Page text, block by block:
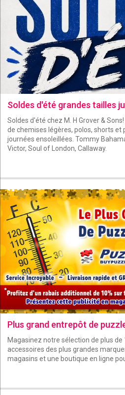
Soldes d'été grandes tailles
Soldes d'été chez M. H Grover &
de chemises légères, polos, shorts
journées ensoleillées. Tommy
Victor, Soul of London, Callaway.
Plus grand entrepôt de
Magasinez notre sélection de plus
accessoires des plus grandes
magasins et une boutique en ligne